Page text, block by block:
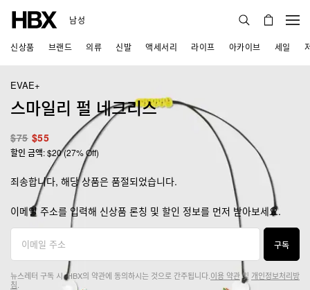
남성
신상품 브랜드 의류 신발 액세서리 라이프 아카이브 세일
EVAE+
스마일리 펄 네크리스
$75 $55
할인 금액: $20 (27% Off)
죄송합니다, 해당 상품은 품절되었습니다.
이메일 주소를 입력해 신상품 론칭 및 할인 정보를 먼저 받아보세요.
구독
뉴스레터 구독 시, HBX의 약관에 동의하시는 것으로 간주됩니다. 이용 약관및 개인정보처리방
침